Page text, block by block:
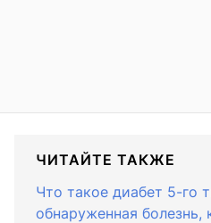
ЧИТАЙТЕ ТАКЖЕ
Что такое диабет 5-го
обнаруженная болезнь,